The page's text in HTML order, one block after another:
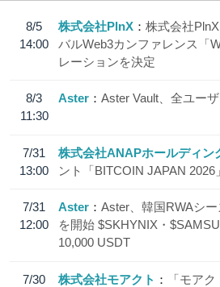
8/5
14:00
株式会社PlnX
株式会社
バルWeb3カンファレンス「
レーションを決定
8/3
11:30
Aster Aster Vault、全ユー
7/31
13:00
株式会社ANAPホールディン
ント「BITCOIN JAPAN 2026
7/31
12:00
Aster
Aster、韓国RWAシ
を開始 $SKHYNIX・
10,000 USDT
7/30
株式会社モアクト
「モア